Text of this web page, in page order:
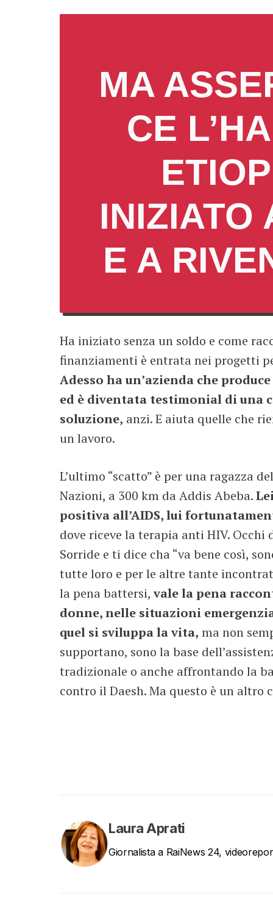
MA
CE
INIZIATO
E A
Ha iniziato senza un soldo e come
finanziamenti è entrata nei progetti
Adesso ha un’azienda che
ed è diventata testimonial di una
soluzione, anzi. E aiuta quelle che
un lavoro.
L’ultimo “scatto” è per una ragazza
Nazioni, a 300 km da Addis Abeba.
positiva all’AIDS, lui
dove riceve la terapia anti HIV.
Sorride e ti dice cha “va bene così,
tutte loro e per le altre tante
la pena battersi,vale la pena
donne, nelle situazioni
quel si sviluppa la vita, ma non
supportano, sono la base
tradizionale o anche affrontando la
contro il Daesh. Ma questo è un altro
Laura Aprati
Giornalista a RaiNews 24,